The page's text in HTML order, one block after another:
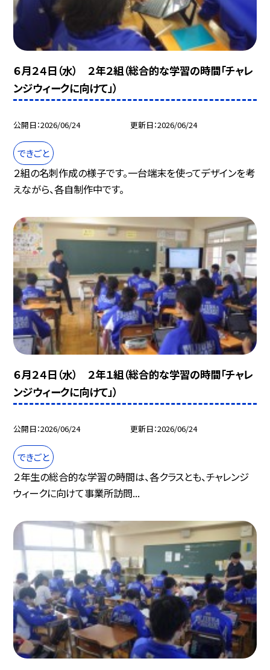
６月２４日（水） ２年２組（総合的な学習の時間「チャレ
ンジウィークに向けて」）
公開日 2026/06/24 更新日 2026/06/24
できごと
２組の名刺作成の様子です。一台端末を使ってデザインを考
えながら、各自制作中です。
６月２４日（水） ２年１組（総合的な学習の時間「チャレ
ンジウィークに向けて」）
公開日 2026/06/24 更新日 2026/06/24
できごと
２年生の総合的な学習の時間は、各クラスとも、チャレンジ
ウィークに向けて事業所訪問...